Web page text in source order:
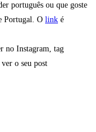
português ou que goste
Portugal. O link é
no Instagram, tag
o seu post